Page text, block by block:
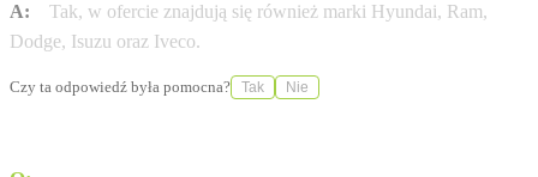
A:
Tak, w ofercie znajdują się również marki Hyundai, Ram,
Dodge, Isuzu oraz Iveco.
Czy ta odpowiedź była pomocna? Tak Nie